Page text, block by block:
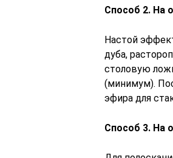
Способ 2. На
Настой
дуба,
столовую
(минимум).
эфира для
Способ 3. На